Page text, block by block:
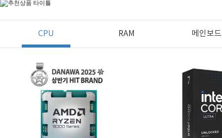
CPU RAM 메인보드